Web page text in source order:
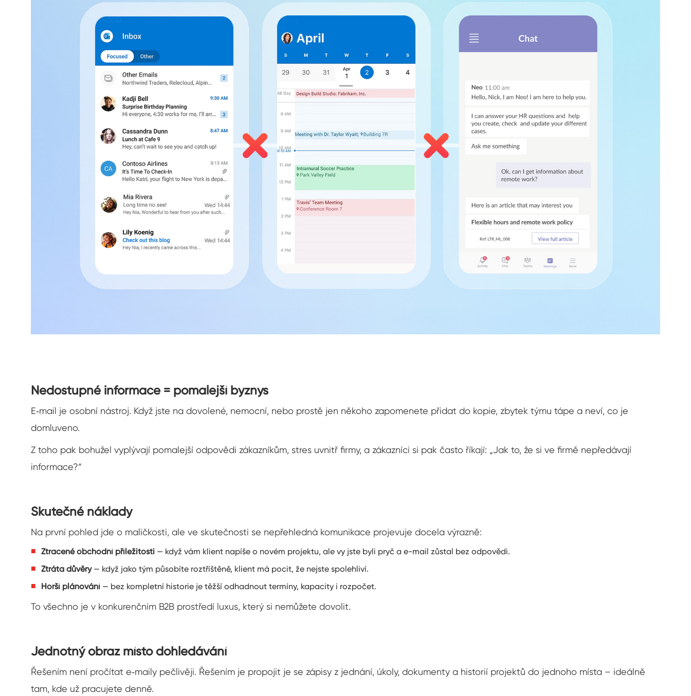
Nedostupné informace = pomalejší byznys
E‑mail je osobní nástroj. Když jste na dovolené, nemocní, nebo prostě jen někoho zapomenete přidat do kopie, zbytek týmu tápe a neví, co je
domluveno.
Z toho pak bohužel vyplývají pomalejší odpovědi zákazníkům, stres uvnitř firmy, a zákazníci si pak často říkají: „Jak to, že si ve firmě nepředávají
informace?“
Skutečné náklady
Na první pohled jde o maličkosti, ale ve skutečnosti se nepřehledná komunikace projevuje docela výrazně:
Ztracené obchodní příležitosti — když vám klient napíše o novém projektu, ale vy jste byli pryč a e-mail zůstal bez odpovědi.
Ztráta důvěry— když jako tým působíte roztříštěně, klient má pocit, že nejste spolehliví.
Horší plánování — bez kompletní historie je těžší odhadnout termíny, kapacity i rozpočet.
To všechno je v konkurenčním B2B prostředí luxus, který si nemůžete dovolit.
Jednotný obraz místo dohledávání
Řešením není pročítat e‑maily pečlivěji. Řešením je propojit je se zápisy z jednání, úkoly, dokumenty a historií projektů do jednoho místa – ideálně
tam, kde už pracujete denně.